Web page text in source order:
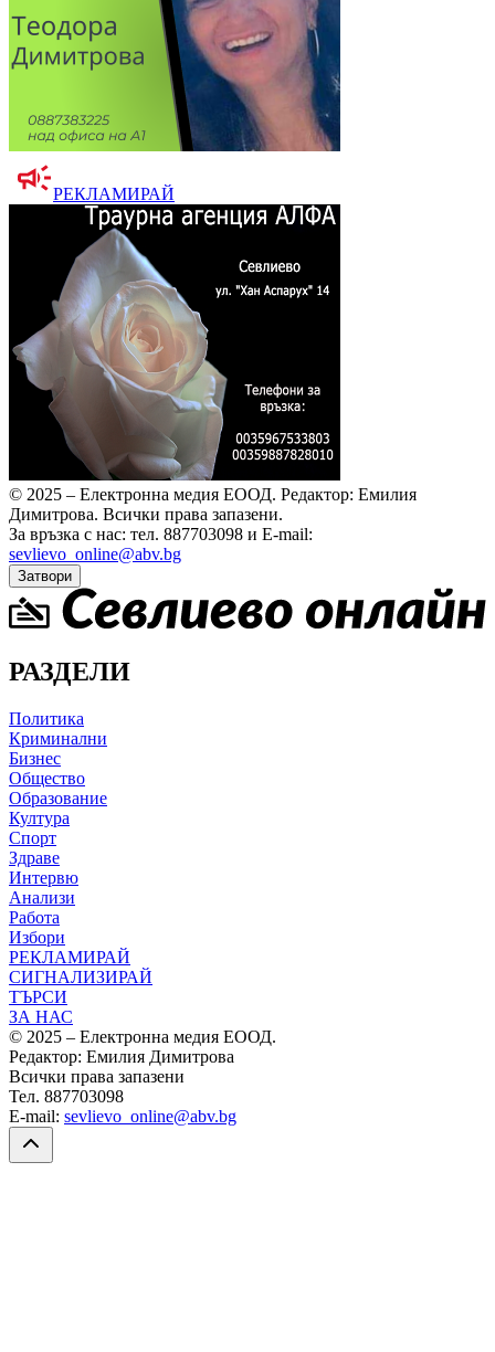
РЕКЛАМИРАЙ
© 2025 – Електронна медия ЕООД. Редактор: Емилия
Димитрова. Всички права запазени.
За връзка с нас: тел. 887703098 и E-mail:
sevlievo_online@abv.bg
Затвори
РАЗДЕЛИ
Политика
Криминални
Бизнес
Общество
Образование
Култура
Спорт
Здраве
Интервю
Анализи
Работа
Избори
РЕКЛАМИРАЙ
СИГНАЛИЗИРАЙ
ТЪРСИ
ЗА НАС
© 2025 – Електронна медия ЕООД.
Редактор: Емилия Димитрова
Всички права запазени
Тел. 887703098
E-mail: sevlievo_online@abv.bg